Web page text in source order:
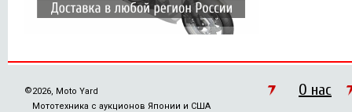
©2026, Moto Yard
Мототехника с аукционов Японии и США
О нас